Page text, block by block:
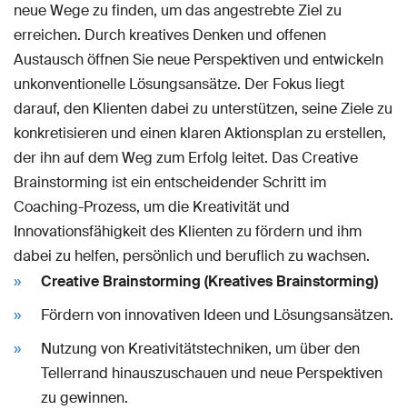
neue Wege zu finden, um das angestrebte Ziel zu
erreichen. Durch kreatives Denken und offenen
Austausch öffnen Sie neue Perspektiven und entwickeln
unkonventionelle Lösungsansätze. Der Fokus liegt
darauf, den Klienten dabei zu unterstützen, seine Ziele zu
konkretisieren und einen klaren Aktionsplan zu erstellen,
der ihn auf dem Weg zum Erfolg leitet. Das Creative
Brainstorming ist ein entscheidender Schritt im
Coaching-Prozess, um die Kreativität und
Innovationsfähigkeit des Klienten zu fördern und ihm
dabei zu helfen, persönlich und beruflich zu wachsen.
Creative Brainstorming (Kreatives Brainstorming)
Fördern von innovativen Ideen und Lösungsansätzen.
Nutzung von Kreativitätstechniken, um über den
Tellerrand hinauszuschauen und neue Perspektiven
zu gewinnen.